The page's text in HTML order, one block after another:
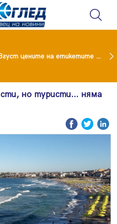
От 9 август цените на етикетите само в евро
но туристи... няма